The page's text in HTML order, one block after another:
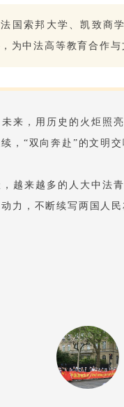
国索邦大学、凯致商
，为中法高等教育合作
来，用历史的火炬照
，“双向奔赴”的文明
，越来越多的人大中法
力，不断续写两国人民